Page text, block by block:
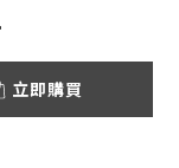
立即購買